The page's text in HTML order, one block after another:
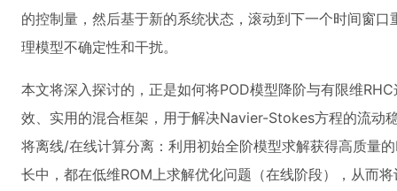
的控制量，然后基于新的系统状态，滚动到下一个时间窗
理模型不确定性和干扰。
本文将深入探讨的，正是如何将POD模型降阶与有限维
效、实用的混合框架，用于解决Navier-Stokes方程的流动
将离线/在线计算分离：利用初始全阶模型求解获得高质量
长中，都在低维ROM上求解优化问题（在线阶段），从而